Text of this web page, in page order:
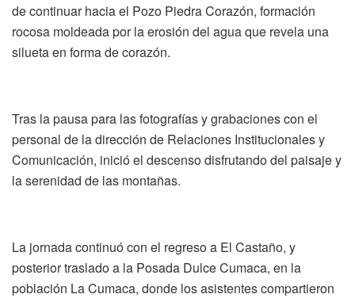
de continuar hacia el Pozo Piedra Corazón, formación
rocosa moldeada por la erosión del agua que revela una
silueta en forma de corazón.
Tras la pausa para las fotografías y grabaciones con el
personal de la dirección de Relaciones Institucionales y
Comunicación, inició el descenso disfrutando del paisaje y
la serenidad de las montañas.
La jornada continuó con el regreso a El Castaño, y
posterior traslado a la Posada Dulce Cumaca, en la
población La Cumaca, donde los asistentes compartieron